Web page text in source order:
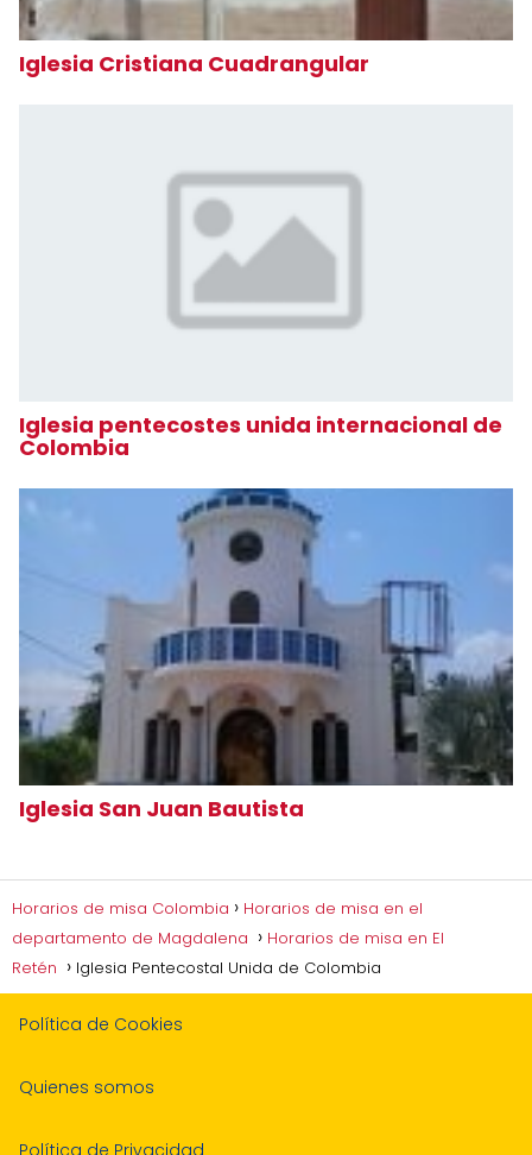
Iglesia Cristiana Cuadrangular
Iglesia pentecostes unida internacional de
Colombia
Iglesia San Juan Bautista
Horarios de misa Colombia
Horarios de misa en el
departamento de Magdalena
Horarios de misa en El
Retén
Iglesia Pentecostal Unida de Colombia
Política de Cookies
Quienes somos
Política de Privacidad